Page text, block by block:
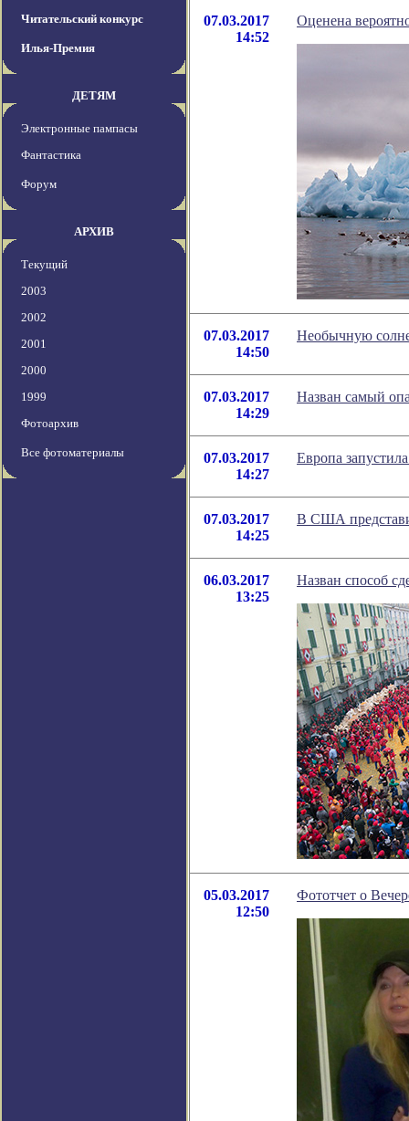
Читательский конкурс
Илья-Премия
ДЕТЯМ
Электронные пампасы
Фантастика
Форум
АРХИВ
Текущий
2003
2002
2001
2000
1999
Фотоархив
Все фотоматериалы
07.03.2017
14:52
Оценена
07.03.2017
14:50
Необычную
07.03.2017
14:29
Назван самый
07.03.2017
14:27
Европа
07.03.2017
14:25
В США
06.03.2017
13:25
Назван способ
05.03.2017
12:50
Фототчет о